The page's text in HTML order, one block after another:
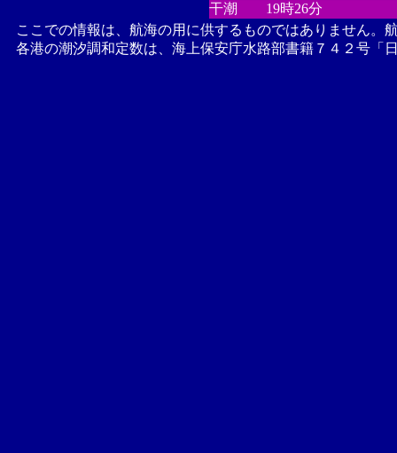
干潮
19時26分
ここでの情報は、航海の用に供するものではありません。
各港の潮汐調和定数は、海上保安庁水路部書籍７４２号「